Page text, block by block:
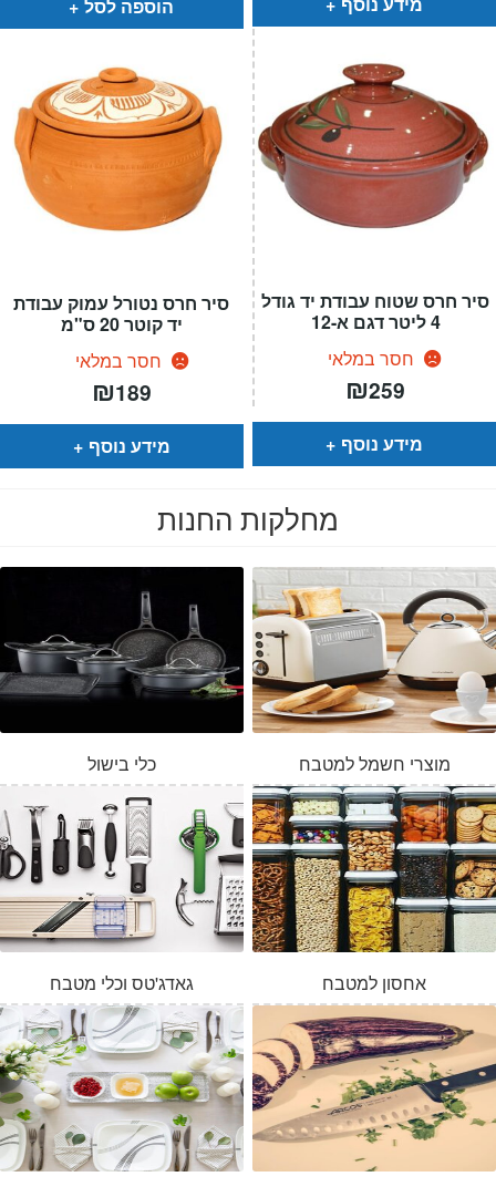
הוספה לסל
סיר חרס נטורל עמוק עבודת
יד קוטר 20 ס"מ
חסר במלאי
₪189
מידע נוסף
סיר חרס שטוח עבודת יד גודל
4 ליטר דגם א-12
חסר במלאי
₪259
מידע נוסף
מחלקות החנות
כלי בישול מוצרי חשמל למטבח
גאדג'טס וכלי מטבח אחסון למטבח